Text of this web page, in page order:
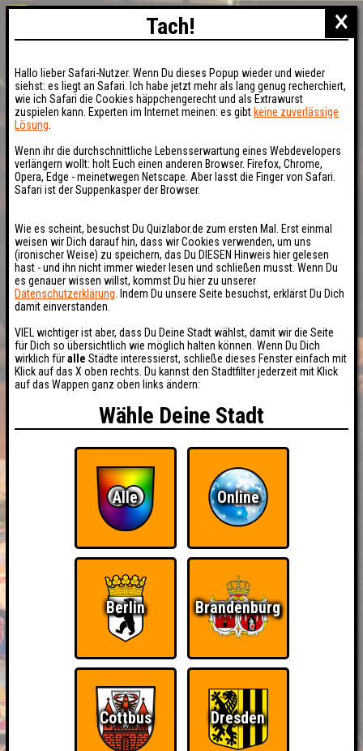
×
Tach!
Hallo lieber Safari-Nutzer. Wenn Du dieses Popup wieder und wieder
siehst: es liegt an Safari. Ich habe jetzt mehr als lang genug recherchiert,
wie ich Safari die Cookies häppchengerecht und als Extrawurst
zuspielen kann. Experten im Internet meinen: es gibt keine zuverlässige
Lösung
Wenn ihr die durchschnittliche Lebensserwartung eines Webdevelopers
verlängern wollt: holt Euch einen anderen Browser. Firefox, Chrome,
Opera, Edge - meinetwegen Netscape. Aber lasst die Finger von Safari.
Safari ist der Suppenkasper der Browser.
Wie es scheint, besuchst Du Quizlabor.de zum ersten Mal. Erst einmal
weisen wir Dich darauf hin, dass wir Cookies verwenden, um uns
(ironischer Weise) zu speichern, das Du DIESEN Hinweis hier gelesen
hast - und ihn nicht immer wieder lesen und schließen musst. Wenn Du
es genauer wissen willst, kommst Du hier zu unserer
Datenschutzerklärung . Indem Du unsere Seite besuchst, erklärst Du Dich
damit einverstanden.
VIEL wichtiger ist aber, dass Du Deine Stadt wählst, damit wir die Seite
für Dich so übersichtlich wie möglich halten können. Wenn Du Dich
wirklich füralle Städte interessierst, schließe dieses Fenster einfach mit
Klick auf das X oben rechts. Du kannst den Stadtfilter jederzeit mit Klick
auf das Wappen ganz oben links ändern:
Wähle Deine Stadt
Alle Online
Berlin Brandenburg
Cottbus Dresden